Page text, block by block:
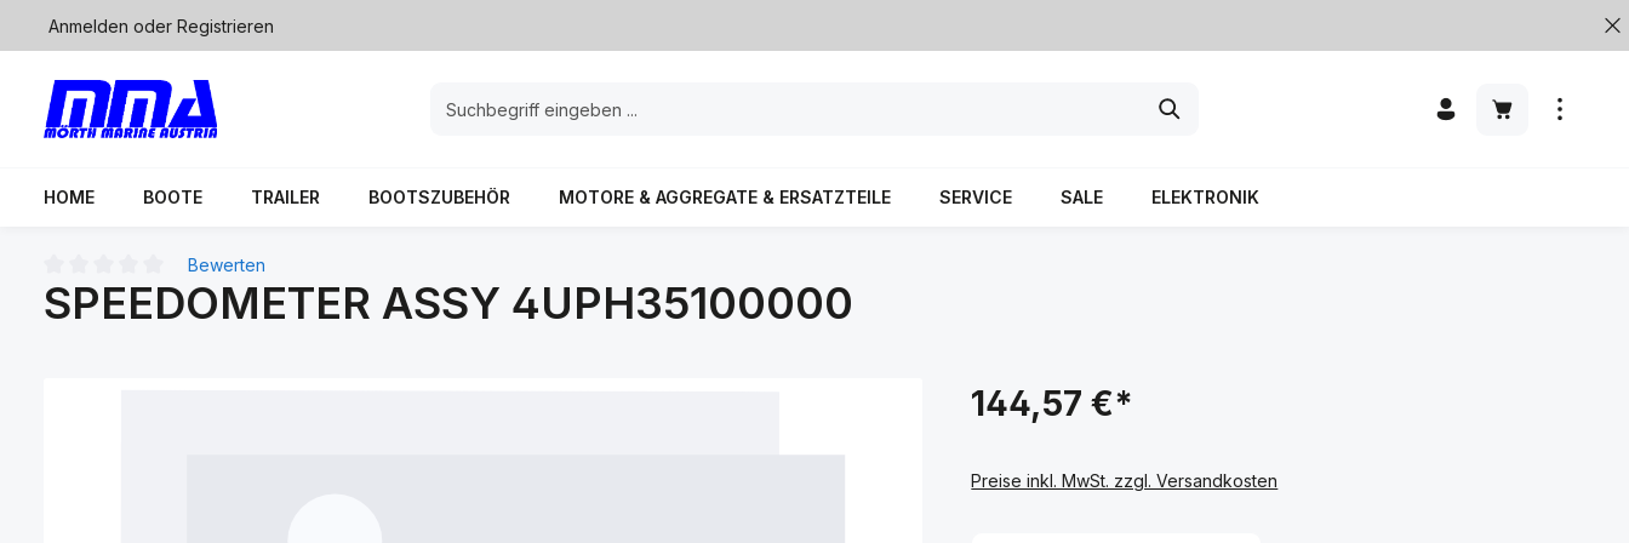
Zur Hauptnavigation springen
Anmelden oder Registrieren
HOME BOOTE TRAILER BOOTSZUBEHÖR MOTORE & AGGREGATE & ERSATZTEILE SERVICE SALE ELEKTRONIK
Durchschnittliche Bewertung von 0 von 5 Sternen
Bewerten
SPEEDOMETER ASSY 4UPH35100000
144,57 €*
Preise inkl. MwSt. zzgl. Versandkosten